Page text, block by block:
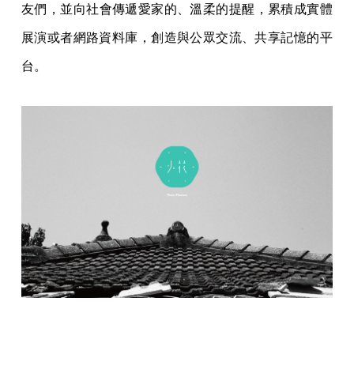
友們，並向社會傳遞愛家的、溫柔的提醒，累積成實體
展演或者網路資料庫，創造與公眾交流、共享記憶的平
台。